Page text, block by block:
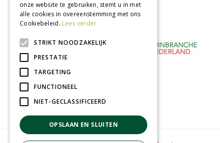
onze website te gebruiken, stemt u in met
alle cookies in overeenstemming met ons
Cookiebeleid. Lees verder
STRIKT NOODZAKELIJK
PRESTATIE
TARGETING
FUNCTIONEEL
NIET-GECLASSIFICEERD
OPSLAAN EN SLUITEN